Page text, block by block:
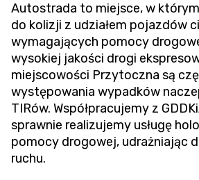
Autostrada to miejsce, w
do kolizji z udziałem pojazdów
wymagających pomocy
wysokiej jakości drogi
miejscowości Przytoczna są
występowania wypadków
TIRów. Współpracujemy z
sprawnie realizujemy usługę
pomocy drogowej, udrażniając
ruchu.